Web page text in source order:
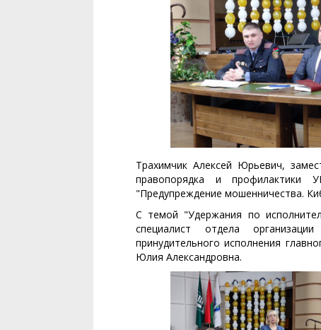
Трахимчик Алексей Юрьевич,
правопорядка и
"Предупреждение мошенничества.
С темой "Удержания по
специалист отдела
принудительного исполнения
Юлия Александровна.